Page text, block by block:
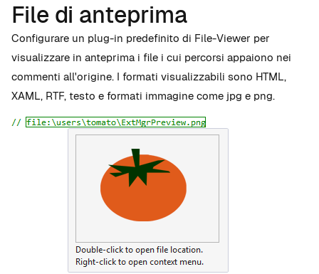
File di anteprima
Configurare un plug-in predefinito di File-Viewer per
visualizzare in anteprima i file i cui percorsi appaiono nei
commenti all'origine. I formati visualizzabili sono HTML,
XAML, RTF, testo e formati immagine come jpg e png.